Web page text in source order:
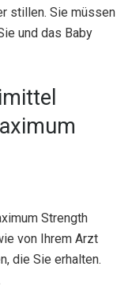
stillen. Sie müssen
und das Baby
Strength
von Ihrem Arzt
die Sie erhalten.